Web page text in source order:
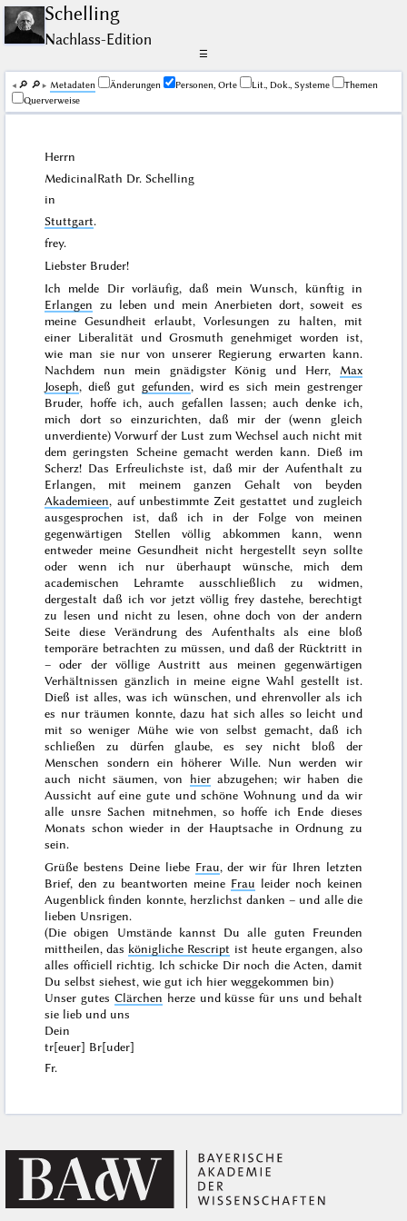
Schelling
Nachlass-Edition
☰
🔎︎ 🔎︎ Me­ta­da­ten Änderungen Personen, Orte Lit., Dok., Systeme
Themen
Querverweise
Herrn
MedicinalRath Dr. Schelling
in
Stuttgart.
frey.
Liebster Bruder!
Ich melde Dir vorläufig, daß mein Wunsch, künftig in
Erlangen zu leben und mein Anerbieten dort, soweit es
meine Gesundheit erlaubt, Vorlesungen zu halten, mit
einer Liberalität und Grosmuth genehmiget worden ist,
wie man sie nur von unserer Regierung erwarten kann.
Nachdem nun mein gnädigster König und Herr, Max
Joseph, dieß gut gefunden, wird es sich mein gestrenger
Bruder, hoffe ich, auch gefallen lassen; auch denke ich,
mich dort so einzurichten, daß mir der (wenn gleich
unverdiente) Vorwurf der Lust zum Wechsel auch nicht mit
dem geringsten Scheine gemacht werden kann. Dieß im
Scherz! Das Erfreulichste ist, daß mir der Aufenthalt zu
Erlangen, mit meinem ganzen Gehalt von beyden
Akademieen, auf unbestimmte Zeit gestattet und zugleich
ausgesprochen ist, daß ich in der Folge von meinen
gegenwärtigen Stellen völlig abkommen kann, wenn
entweder meine Gesundheit nicht hergestellt seyn sollte
oder wenn ich nur überhaupt wünsche, mich dem
academischen Lehramte ausschließlich zu widmen,
dergestalt daß ich vor jetzt völlig frey dastehe, berechtigt
zu lesen und nicht zu lesen, ohne doch von der andern
Seite diese Verändrung des Aufenthalts als eine bloß
temporäre betrachten zu müssen, und daß der Rücktritt in
– oder der völlige Austritt aus meinen gegenwärtigen
Verhältnissen gänzlich in meine eigne Wahl gestellt ist.
Dieß ist alles, was ich wünschen, und ehrenvoller als ich
es nur träumen konnte, dazu hat sich alles so leicht und
mit so weniger Mühe wie von selbst gemacht, daß ich
schließen zu dürfen glaube, es sey nicht bloß der
Menschen sondern ein höherer Wille. Nun werden wir
auch nicht säumen, von hierabzugehen; wir haben die
Aussicht auf eine gute und schöne Wohnung und da wir
alle unsre Sachen mitnehmen, so hoffe ich Ende dieses
Monats schon wieder in der Hauptsache in Ordnung zu
sein.
Grüße bestens Deine liebe Frau, der wir für Ihren letzten
Brief, den zu beantworten meine Frau leider noch keinen
Augenblick finden konnte, herzlichst danken – und alle die
lieben Unsrigen.
(Die obigen Umstände kannst Du alle guten Freunden
mittheilen, das königliche Rescript ist heute ergangen, also
alles officiell richtig. Ich schicke Dir noch die Acten, damit
Du selbst siehest, wie gut ich hier weggekommen bin)
Unser gutes Clärchen herze und küsse für uns und behalt
sie lieb und uns
Dein
tr[euer] Br[uder]
Fr.